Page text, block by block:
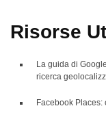
Risorse
La guida di
ricerca
Facebook